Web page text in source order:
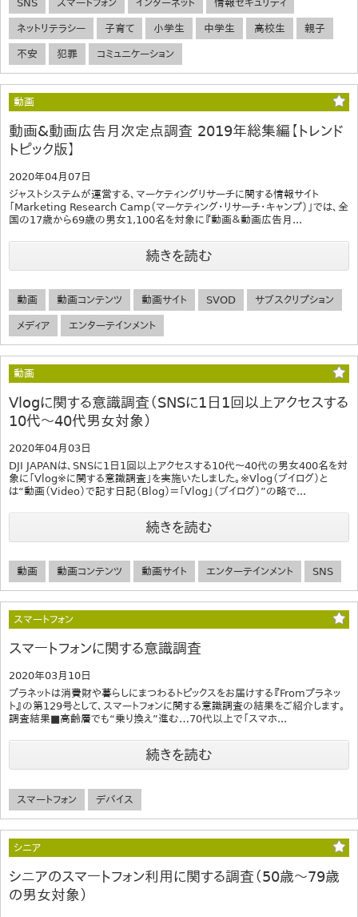
SNS スマートフォン インターネット 情報セキュリティ
ネットリテラシー 子育て 小学生 中学生 高校生 親子
不安 犯罪 コミュニケーション
動画
動画&動画広告月次定点調査 2019年総集編【トレンド
トピック版】
2020年04月07日
ジャストシステムが運営する、マーケティングリサーチに関する情報サイト
「Marketing Research Camp（マーケティング・リサーチ・キャンプ）」では、全
国の17歳から69歳の男女1,100名を対象に『動画＆動画広告月...
続きを読む
動画 動画コンテンツ 動画サイト SVOD サブスクリプション
メディア エンターテインメント
動画
Vlogに関する意識調査（SNSに1日1回以上アクセスする
10代～40代男女対象）
2020年04月03日
DJI JAPANは、SNSに1日1回以上アクセスする10代～40代の男女400名を対
象に「Vlog※に関する意識調査」を実施いたしました。※Vlog（ブイログ）と
は“動画（Video）で記す日記（Blog）＝「Vlog」（ブイログ）”の略で...
続きを読む
動画 動画コンテンツ 動画サイト エンターテインメント SNS
スマートフォン
スマートフォンに関する意識調査
2020年03月10日
プラネットは消費財や暮らしにまつわるトピックスをお届けする『Fromプラネッ
ト』の第129号として、スマートフォンに関する意識調査の結果をご紹介します。
調査結果■高齢層でも“乗り換え”進む…70代以上で「スマホ...
続きを読む
スマートフォン デバイス
シニア
シニアのスマートフォン利用に関する調査（50歳～79歳
の男女対象）